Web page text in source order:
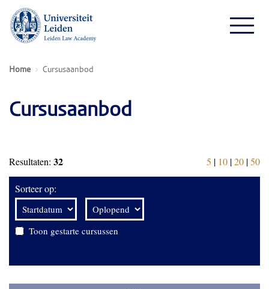
Home Cursusaanbod
Cursusaanbod
Resultaten: 32 5 | 10 |20 |50
Sorteer op:
Toon gestarte cursussen